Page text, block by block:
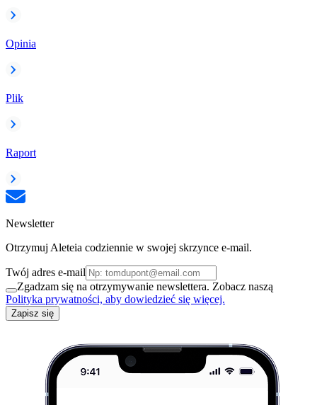
Opinia
Plik
Raport
Newsletter
Otrzymuj Aleteia codziennie w swojej skrzynce e-mail.
Twój adres e-mail
Zgadzam się na otrzymywanie newslettera. Zobacz naszą
Polityka prywatności, aby dowiedzieć się więcej.
Zapisz się